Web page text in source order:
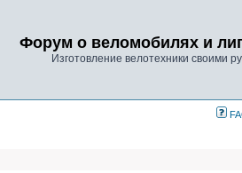
Форум о веломобилях и
Изготовление велотехники своими